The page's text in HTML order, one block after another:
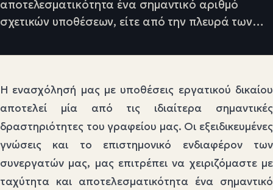
αποτελεσματικότητα ένα σημαντικό αριθμό
σχετικών υποθέσεων, είτε από την πλευρά των…
Η ενασχόλησή μας με υποθέσεις εργατικού δικαίου
αποτελεί μία από τις ιδιαίτερα σημαντικές
δραστηριότητες του γραφείου μας. Οι εξειδικευμένες
γνώσεις και το επιστημονικό ενδιαφέρον των
συνεργατών μας, μας επιτρέπει να χειριζόμαστε με
ταχύτητα και αποτελεσματικότητα ένα σημαντικό